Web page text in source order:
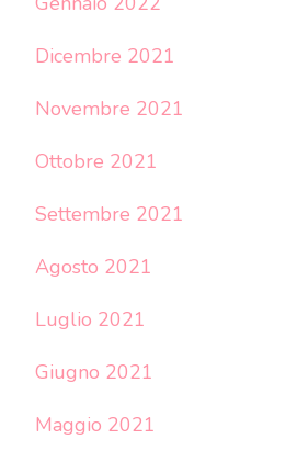
Dicembre 2021
Novembre 2021
Ottobre 2021
Settembre 2021
Agosto 2021
Luglio 2021
Giugno 2021
Maggio 2021